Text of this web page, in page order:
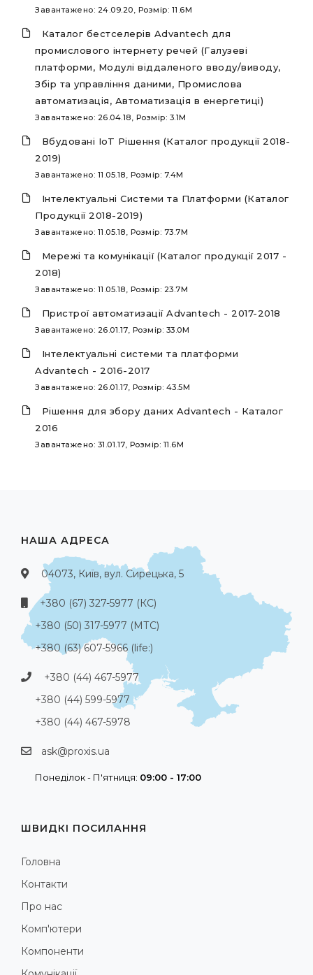
Завантажено: 24.09.20, Розмір: 11.6M
Каталог бестселерів Advantech для
промислового інтернету речей (Галузеві
платформи, Модулі віддаленого вводу/виводу,
Збір та управління даними, Промислова
автоматизація, Автоматизація в енергетиці)
Завантажено: 26.04.18, Розмір: 3.1M
Вбудовані IoT Рішення (Каталог продукції 2018-
2019)
Завантажено: 11.05.18, Розмір: 7.4M
Інтелектуальні Системи та Платформи (Каталог
Продукції 2018-2019)
Завантажено: 11.05.18, Розмір: 73.7M
Мережі та комунікації (Каталог продукції 2017 -
2018)
Завантажено: 11.05.18, Розмір: 23.7M
Пристрої автоматизації Advantech - 2017-2018
Завантажено: 26.01.17, Розмір: 33.0M
Інтелектуальні системи та платформи
Advantech - 2016-2017
Завантажено: 26.01.17, Розмір: 43.5M
Рішення для збору даних Advantech - Каталог
2016
Завантажено: 31.01.17, Розмір: 11.6M
НАША АДРЕСА
04073, Київ, вул. Сирецька, 5
+380 (67) 327-5977 (КС)
+380 (50) 317-5977 (МТС)
+380 (63) 607-5966 (life:)
+380 (44) 467-5977
+380 (44) 599-5977
+380 (44) 467-5978
ask@proxis.ua
Понеділок - П'ятниця: 09:00 - 17:00
ШВИДКІ ПОСИЛАННЯ
Головна
Контакти
Про нас
Комп'ютери
Компоненти